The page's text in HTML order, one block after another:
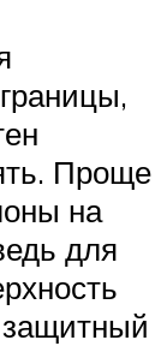
Проще
на
для
защитный